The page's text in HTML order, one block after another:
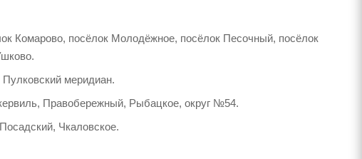
Комарово, посёлок Молодёжное, посёлок Песочный, посёлок
Пулковский меридиан.
Правобережный, Рыбацкое, округ №54.
Чкаловское.